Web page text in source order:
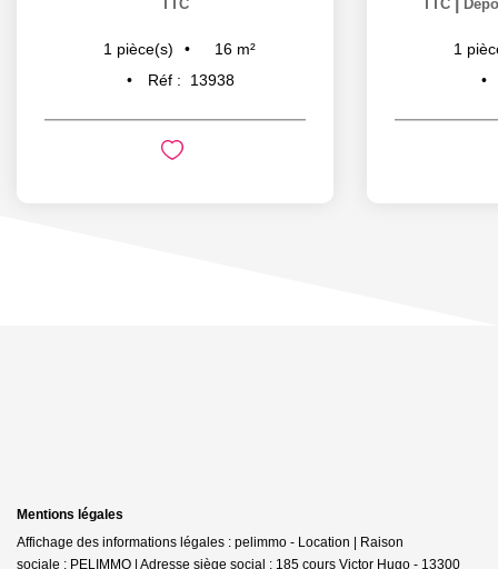
TTC
1 pièce(s) 16 m²
Réf :
13938
TTC
1
Mentions légales
Affichage des informations légales : pelimmo - Location | Raison
sociale : PELIMMO | Adresse siège social : 185 cours Victor Hugo - 13300